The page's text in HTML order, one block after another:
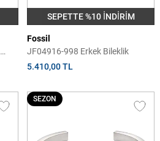
SEPETTE %10 İNDİRİM
Fossil
JF04916-998 Erkek Bileklik
5.410,00 TL
SEZON